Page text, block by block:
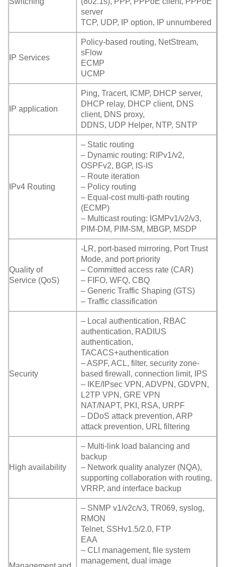
server
TCP, UDP, IP option, IP unnumbered
IP Services
Policy-based routing, NetStream,
sFlow
ECMP
UCMP
IP application
Ping, Tracert, ICMP, DHCP server,
DHCP relay, DHCP client, DNS
client, DNS proxy,
DDNS, UDP Helper, NTP, SNTP
IPv4 Routing
– Static routing
– Dynamic routing: RIPv1/v2,
OSPFv2, BGP, IS-IS
– Route iteration
– Policy routing
– Equal-cost multi-path routing
(ECMP)
– Multicast routing: IGMPv1/v2/v3,
PIM-DM, PIM-SM, MBGP, MSDP
Quality of
Service (QoS)
-LR, port-based mirroring, Port Trust
Mode, and port priority
– Committed access rate (CAR)
– FIFO, WFQ, CBQ
– Generic Traffic Shaping (GTS)
– Traffic classification
Security
– Local authentication, RBAC
authentication, RADIUS
authentication,
TACACS+authentication
– ASPF, ACL, filter, security zone-
based firewall, connection limit, IPS
– IKE/IPsec VPN, ADVPN, GDVPN,
L2TP VPN, GRE VPN
NAT/NAPT, PKI, RSA, URPF
– DDoS attack prevention, ARP
attack prevention, URL filtering
High availability
– Multi-link load balancing and
backup
– Network quality analyzer (NQA),
supporting collaboration with routing,
VRRP, and interface backup
– SNMP v1/v2c/v3, TR069, syslog,
RMON
Telnet, SSHv1.5/2.0, FTP
EAA
– CLI management, file system
management, dual image